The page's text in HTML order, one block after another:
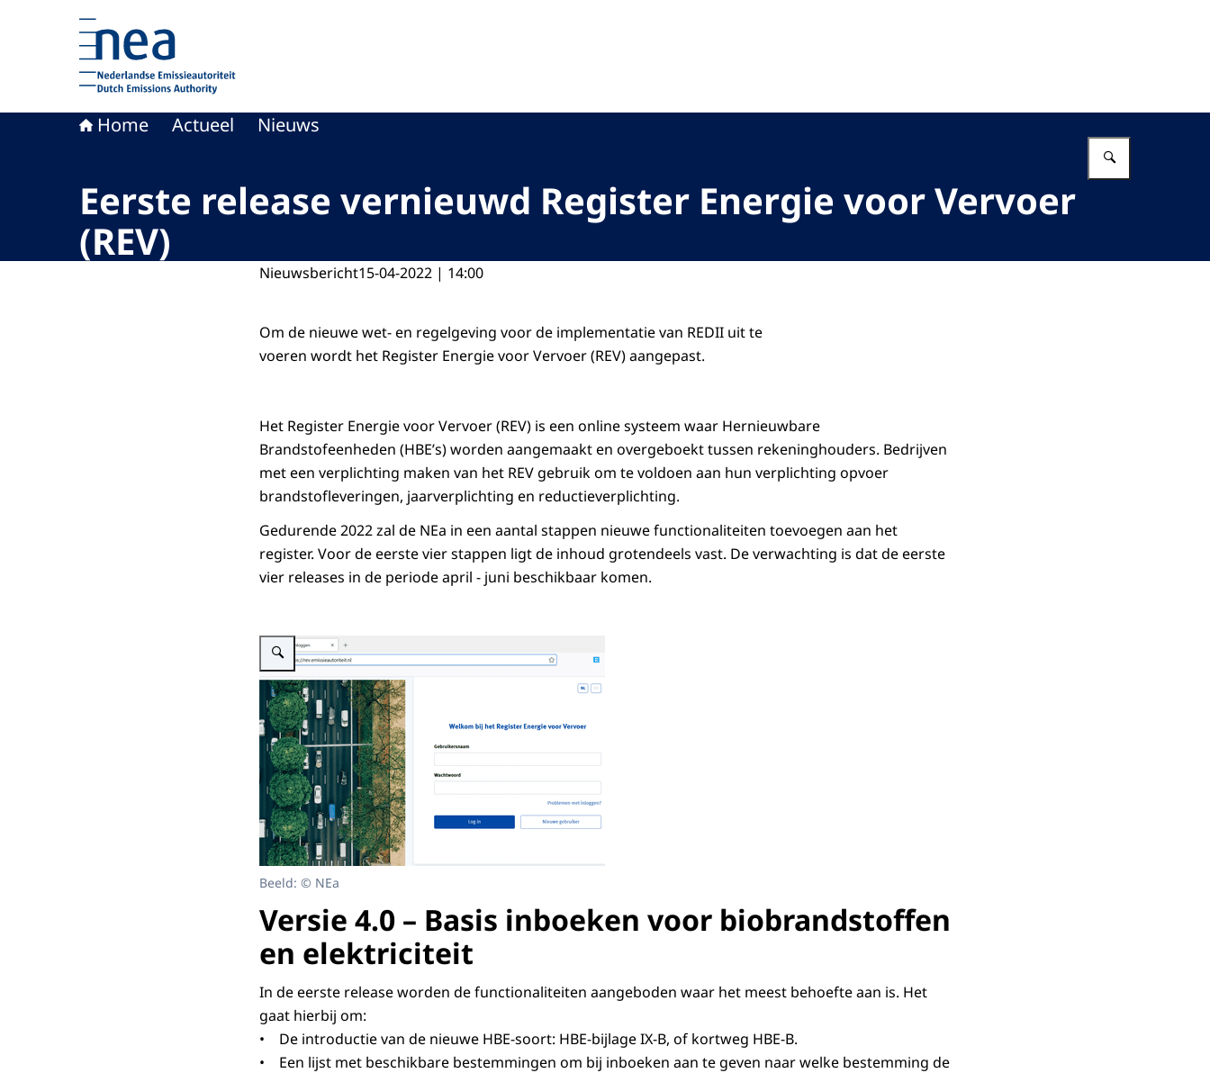
Home Actueel Nieuws
Eerste release vernieuwd Register Energie voor Vervoer
(REV)
Nieuwsbericht15-04-2022 | 14:00
Om de nieuwe wet- en regelgeving voor de implementatie van REDII uit te
voeren wordt het Register Energie voor Vervoer (REV) aangepast.
Het Register Energie voor Vervoer (REV) is een online systeem waar Hernieuwbare
Brandstofeenheden (HBE’s) worden aangemaakt en overgeboekt tussen rekeninghouders. Bedrijven
met een verplichting maken van het REV gebruik om te voldoen aan hun verplichting opvoer
brandstofleveringen, jaarverplichting en reductieverplichting.
Gedurende 2022 zal de NEa in een aantal stappen nieuwe functionaliteiten toevoegen aan het
register. Voor de eerste vier stappen ligt de inhoud grotendeels vast. De verwachting is dat de eerste
vier releases in de periode april - juni beschikbaar komen.
Vergroot afbeelding Screenshot van het inlogscherm van het register Energie voor Vervoer, met de tekst ‘welkom bij het Register Energie voor Vervoer’, met de mogelijkheid om
Beeld: © NEa
Versie 4.0 – Basis inboeken voor biobrandstoffen
en elektriciteit
In de eerste release worden de functionaliteiten aangeboden waar het meest behoefte aan is. Het
gaat hierbij om:
• De introductie van de nieuwe HBE-soort: HBE-bijlage IX-B, of kortweg HBE-B.
• Een lijst met beschikbare bestemmingen om bij inboeken aan te geven naar welke bestemming de